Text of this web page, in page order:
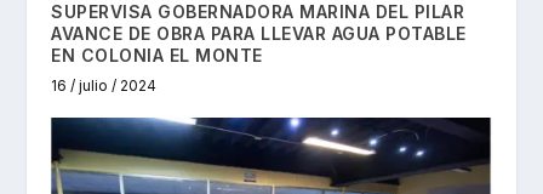
SUPERVISA GOBERNADORA MARINA DEL PILAR
AVANCE DE OBRA PARA LLEVAR AGUA POTABLE
EN COLONIA EL MONTE
16 / julio / 2024